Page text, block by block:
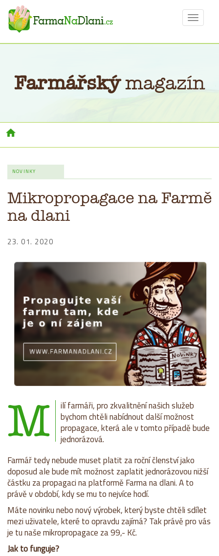
Toggle
Farmářskýmagazín
NOVINKY
Mikropropagace na Farmě
na dlani
23. 01. 2020
M
ilí farmáři, pro zkvalitnění našich služeb
bychom chtěli nabídnout další možnost
propagace, která ale v tomto případě bude
jednorázová.
Farmář tedy nebude muset platit za roční členství jako
doposud ale bude mít možnost zaplatit jednorázovou nižší
částku za propagaci na platformě Farma na dlani. A to
právě v období, kdy se mu to nejvíce hodí.
Máte novinku nebo nový výrobek, který byste chtěli sdílet
mezi uživatele, které to opravdu zajímá? Tak právě pro vás
je tu naše mikropropagace za 99,- Kč.
Jak to funguje?